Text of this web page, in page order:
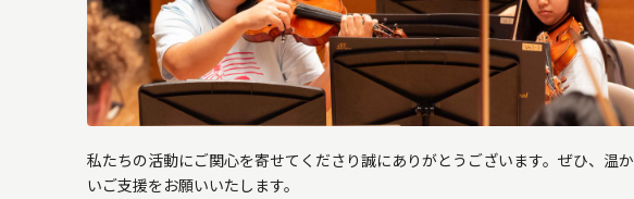
私たちの活動にご関心を寄せてくださり誠にありがとうございます。ぜひ、温か
いご支援をお願いいたします。